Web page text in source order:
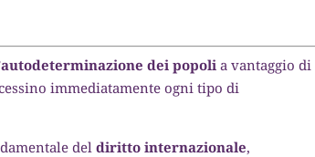
dei popolia vantaggio di
immediatamente ogni tipo di
deldiritto internazionale,